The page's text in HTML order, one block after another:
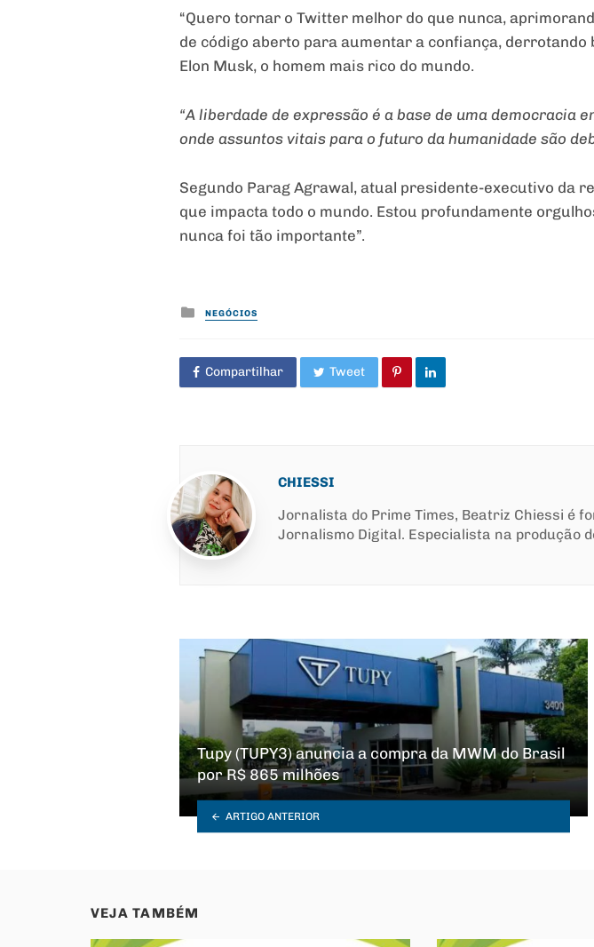
“Quero tornar o Twitter melhor do que nunca,
de código aberto para aumentar a confiança,
Elon Musk, o homem mais rico do mundo.
“A liberdade de expressão é a base de uma democracia
onde assuntos vitais para o futuro da humanidade são
Segundo Parag Agrawal, atual presidente-executivo da
que impacta todo o mundo. Estou profundamente
nunca foi tão importante”.
Posted
in
NEGÓCIOS
Compartilhar Tweet
CHIESSI
Jornalista do Prime Times, Beatriz Chiessi é
Jornalismo Digital. Especialista na produção
Tupy (TUPY3) anuncia a compra da MWM do Brasil
por R$ 865 milhões
ARTIGO ANTERIOR
VEJA TAMBÉM